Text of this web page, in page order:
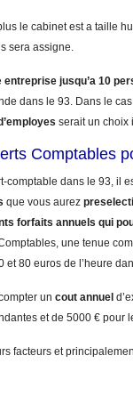
le cabinet est a taille
sera assigne.
entreprise jusqu’a 10
dans le 93. Dans le cas
serait un choix
Comptables
comptable dans le 93, il
que vous aurez
forfaits annuels qui
une tenue
et 80 euros de l’heure
un cout annuel
et de 5000 € pour
facteurs et